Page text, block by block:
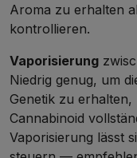
Aroma zu erhalten
kontrollieren.
Vaporisierung
Niedrig genug, um
Genetik zu
Cannabinoid
Vaporisierung lässt